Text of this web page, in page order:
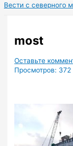
Вести с северного
most
Оставьте
Просмотров: 372